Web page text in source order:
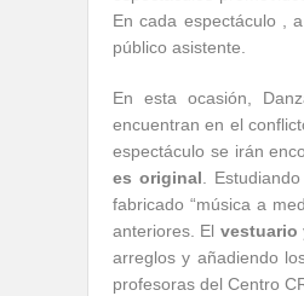
En cada espectáculo ,
público asistente.
En esta ocasión,
encuentran en el
espectáculo se irán
es original .
fabricado “música a
anteriores. El vestuario
arreglos y añadiendo
profesoras del Centro